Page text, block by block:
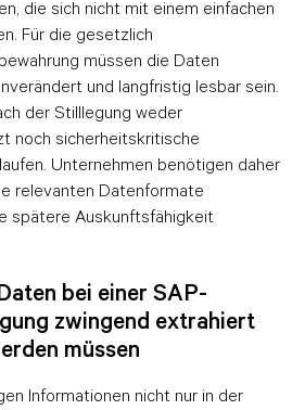
die sich nicht mit einem einfachen
Für die gesetzlich
müssen die Daten
und langfristig lesbar sein.
der Stilllegung weder
noch sicherheitskritische
Unternehmen benötigen daher
relevanten Datenformate
spätere Auskunftsfähigkeit
bei einer SAP-
zwingend extrahiert
müssen
Informationen nicht nur in der